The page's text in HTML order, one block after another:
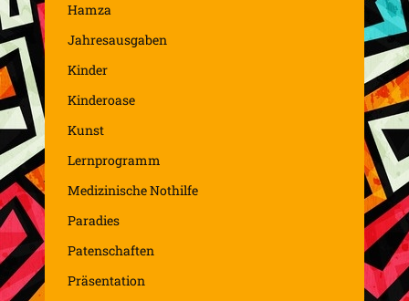
Hamza
Jahresausgaben
Kinder
Kinderoase
Kunst
Lernprogramm
Medizinische Nothilfe
Paradies
Patenschaften
Präsentation